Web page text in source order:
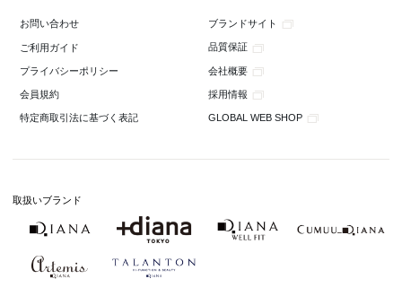
お問い合わせ ブランドサイト
ご利用ガイド 品質保証
プライバシーポリシー 会社概要
会員規約 採用情報
特定商取引法に基づく表記 GLOBAL WEB SHOP
取扱いブランド